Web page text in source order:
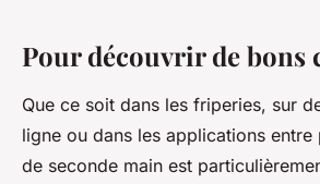
Pour découvrir de bons
Que ce soit dans les friperies, sur
ligne ou dans les applications entre
de seconde main est